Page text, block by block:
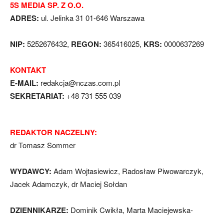
5S MEDIA SP. Z O.O.
ADRES: ul. Jelinka 31 01-646 Warszawa
NIP: 5252676432, REGON: 365416025, KRS: 0000637269
KONTAKT
E-MAIL: redakcja@nczas.com.pl
SEKRETARIAT: +48 731 555 039
REDAKTOR NACZELNY:
dr Tomasz Sommer
WYDAWCY: Adam Wojtasiewicz, Radosław Piwowarczyk,
Jacek Adamczyk, dr Maciej Sołdan
DZIENNIKARZE: Dominik Cwikła, Marta Maciejewska-